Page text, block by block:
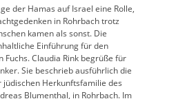
der Hamas auf Israel eine Rolle,
in Rohrbach trotz
kamen als sonst. Die
Einführung für den
Claudia Rink begrüße für
Sie beschrieb ausführlich die
jüdischen Herkunftsfamilie des
Blumenthal, in Rohrbach. Im